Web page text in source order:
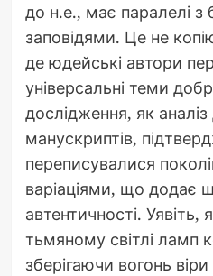
до н.е., має паралелі з
заповідями. Це не
де юдейські автори
універсальні теми
дослідження, як
манускриптів,
переписувалися
варіаціями, що додає
автентичності. Уявіть,
тьмяному світлі ламп
зберігаючи вогонь